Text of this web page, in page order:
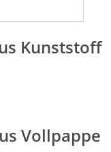
Kunststoff
Vollpappe